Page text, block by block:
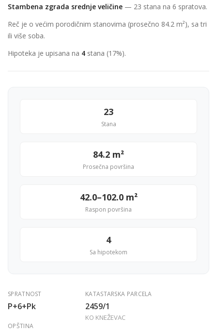
Stambena zgrada srednje veličine — 23 stana na 6 spratova.
Reč je o većim porodičnim stanovima (prosečno 84.2 m²), sa tri
ili više soba.
Hipoteka je upisana na 4 stana (17%).
23
Stana
84.2 m²
Prosečna površina
42.0–102.0 m²
Raspon površina
4
Sa hipotekom
SPRATNOST
P+6+Pk
KATASTARSKA PARCELA
2459/1
KO KNEŽEVAC
OPŠTINA